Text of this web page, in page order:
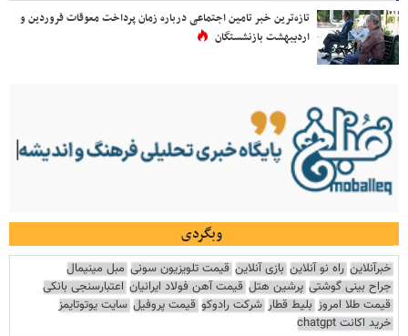
تازه‌ترین خبر تامین اجتماعی درباره زمان پرداخت معوقات فروردین و
اردیبهشت بازنشستگان
وبگردی
خبرآنلاین راه نو آنلاین بازی آنلاین قیمت تلویزیون سونی مبل مینیمال
جراح بینی گوشتی پرشین هتل قیمت آهن فولاد ایرانیان اعتبارسنجی بانکی
قیمت طلا امروز بلیط قطار شرکت رادوکو قیمت پروفیل سایت یوتوتایمز
خرید اکانت chatgpt